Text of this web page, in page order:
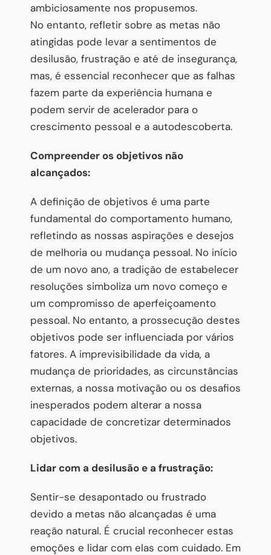
ambiciosamente nos propusemos.
No entanto, refletir sobre as metas não
atingidas pode levar a sentimentos de
desilusão, frustração e até de insegurança,
mas, é essencial reconhecer que as falhas
fazem parte da experiência humana e
podem servir de acelerador para o
crescimento pessoal e a autodescoberta.
Compreender os objetivos não
alcançados:
A definição de objetivos é uma parte
fundamental do comportamento humano,
refletindo as nossas aspirações e desejos
de melhoria ou mudança pessoal. No início
de um novo ano, a tradição de estabelecer
resoluções simboliza um novo começo e
um compromisso de aperfeiçoamento
pessoal. No entanto, a prossecução destes
objetivos pode ser influenciada por vários
fatores. A imprevisibilidade da vida, a
mudança de prioridades, as circunstâncias
externas, a nossa motivação ou os desafios
inesperados podem alterar a nossa
capacidade de concretizar determinados
objetivos.
Lidar com a desilusão e a frustração:
Sentir-se desapontado ou frustrado
devido a metas não alcançadas é uma
reação natural. É crucial reconhecer estas
emoções e lidar com elas com cuidado. Em